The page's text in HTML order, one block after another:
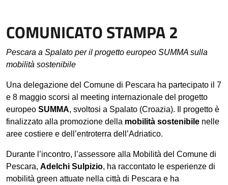
COMUNICATO STAMPA 2
Pescara a Spalato per il progetto europeo SUMMA sulla
mobilità sostenibile
Una delegazione del Comune di Pescara ha partecipato il 7
e 8 maggio scorsi al meeting internazionale del progetto
europeo SUMMA, svoltosi a Spalato (Croazia). Il progetto è
finalizzato alla promozione della mobilità sostenibile nelle
aree costiere e dell’entroterra dell’Adriatico.
Durante l’incontro, l’assessore alla Mobilità del Comune di
Pescara, Adelchi Sulpizio, ha raccontato le esperienze di
mobilità green attuate nella città di Pescara e ha